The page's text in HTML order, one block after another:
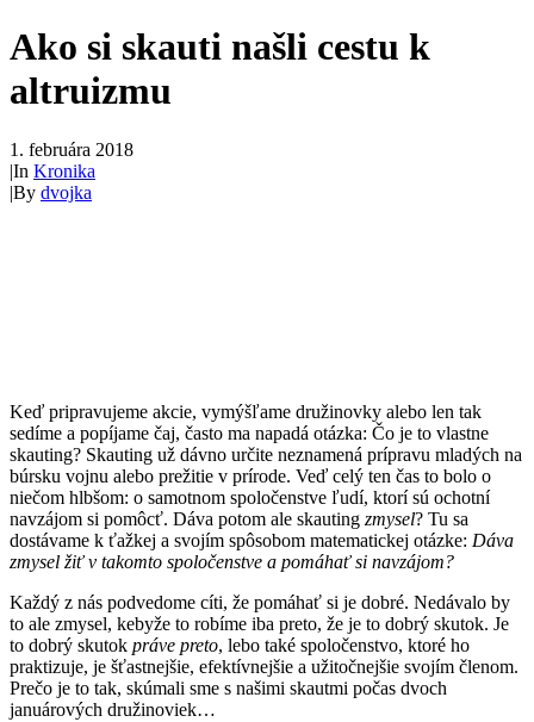
Ako si skauti našli cestu k
altruizmu
1. februára 2018
|In Kronika
|By dvojka
Keď pripravujeme akcie, vymýšľame družinovky alebo len tak
sedíme a popíjame čaj, často ma napadá otázka: Čo je to vlastne
skauting? Skauting už dávno určite neznamená prípravu mladých na
búrsku vojnu alebo prežitie v prírode. Veď celý ten čas to bolo o
niečom hlbšom: o samotnom spoločenstve ľudí, ktorí sú ochotní
navzájom si pomôcť. Dáva potom ale skauting zmysel? Tu sa
dostávame k ťažkej a svojím spôsobom matematickej otázke: Dáva
zmysel žiť v takomto spoločenstve a pomáhať si navzájom?
Každý z nás podvedome cíti, že pomáhať si je dobré. Nedávalo by
to ale zmysel, kebyže to robíme iba preto, že je to dobrý skutok. Je
to dobrý skutok práve preto, lebo také spoločenstvo, ktoré ho
praktizuje, je šťastnejšie, efektívnejšie a užitočnejšie svojím členom.
Prečo je to tak, skúmali sme s našimi skautmi počas dvoch
januárových družinoviek…